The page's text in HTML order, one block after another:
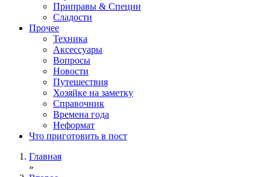
Приправы & Специи
Сладости
Прочее
Техника
Аксессуары
Вопросы
Новости
Путешествия
Хозяйке на заметку
Справочник
Времена года
Неформат
Что приготовить в пост
Главная
»